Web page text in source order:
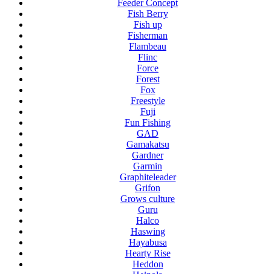
Feeder Concept
Fish Berry
Fish up
Fisherman
Flambeau
Flinc
Force
Forest
Fox
Freestyle
Fuji
Fun Fishing
GAD
Gamakatsu
Gardner
Garmin
Graphiteleader
Grifon
Grows culture
Guru
Halco
Haswing
Hayabusa
Hearty Rise
Heddon